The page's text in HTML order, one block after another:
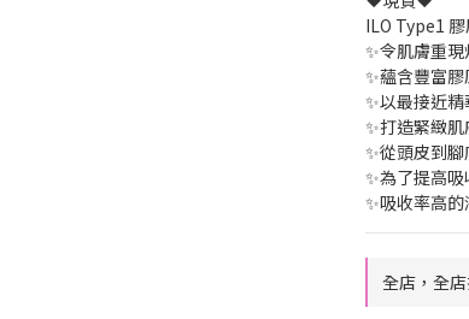
ILO Type1
✨令肌膚重
✨蘊含豐富
✨以最接近
✨打造緊緻
✨從頭皮到
✨為了提高
✨吸收率高
全店，全